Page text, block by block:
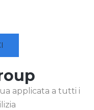
applicata a tutti i